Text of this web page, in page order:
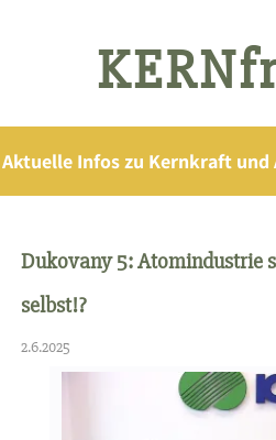
Aktuelle Infos zu Kernkraft
Dukovany 5: Atomindustrie
selbst!?
2.6.2025